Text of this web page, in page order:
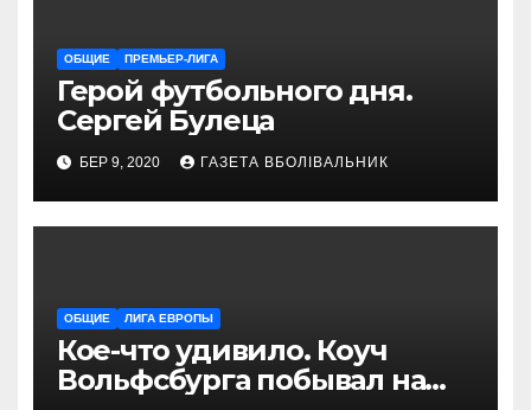
ОБЩИЕ ПРЕМЬЕР-ЛИГА
Герой футбольного дня.
Сергей Булеца
БЕР 9, 2020 ГАЗЕТА ВБОЛІВАЛЬНИК
ОБЩИЕ ЛИГА ЕВРОПЫ
Кое-что удивило. Коуч
Вольфсбурга побывал на